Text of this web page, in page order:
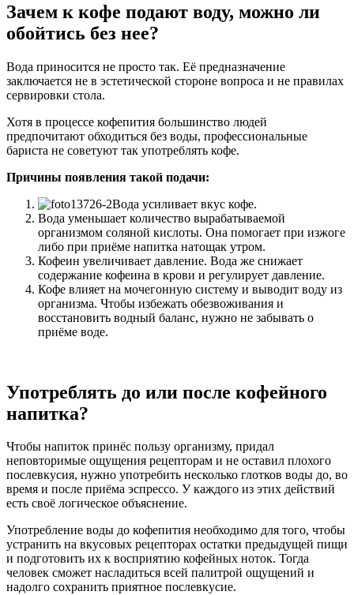
Зачем к кофе подают воду, можно ли
обойтись без нее?
Вода приносится не просто так. Её предназначение
заключается не в эстетической стороне вопроса и не правилах
сервировки стола.
Хотя в процессе кофепития большинство людей
предпочитают обходиться без воды, профессиональные
бариста не советуют так употреблять кофе.
Причины появления такой подачи:
Вода усиливает вкус кофе.
Вода уменьшает количество вырабатываемой
организмом соляной кислоты. Она помогает при изжоге
либо при приёме напитка натощак утром.
Кофеин увеличивает давление. Вода же снижает
содержание кофеина в крови и регулирует давление.
Кофе влияет на мочегонную систему и выводит воду из
организма. Чтобы избежать обезвоживания и
восстановить водный баланс, нужно не забывать о
приёме воде.
Употреблять до или после кофейного
напитка?
Чтобы напиток принёс пользу организму, придал
неповторимые ощущения рецепторам и не оставил плохого
послевкусия, нужно употребить несколько глотков воды до, во
время и после приёма эспрессо. У каждого из этих действий
есть своё логическое объяснение.
Употребление воды до кофепития необходимо для того, чтобы
устранить на вкусовых рецепторах остатки предыдущей пищи
и подготовить их к восприятию кофейных ноток. Тогда
человек сможет насладиться всей палитрой ощущений и
надолго сохранить приятное послевкусие.